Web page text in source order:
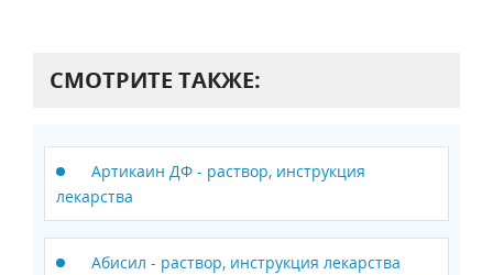
СМОТРИТЕ ТАКЖЕ:
Артикаин ДФ - раствор, инструкция
лекарства
Абисил - раствор, инструкция лекарства